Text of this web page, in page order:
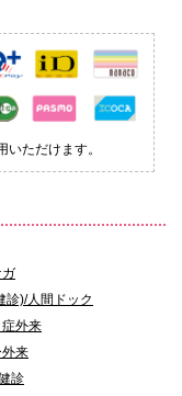
ただけます。
診)/人間ドック
外来
来
診